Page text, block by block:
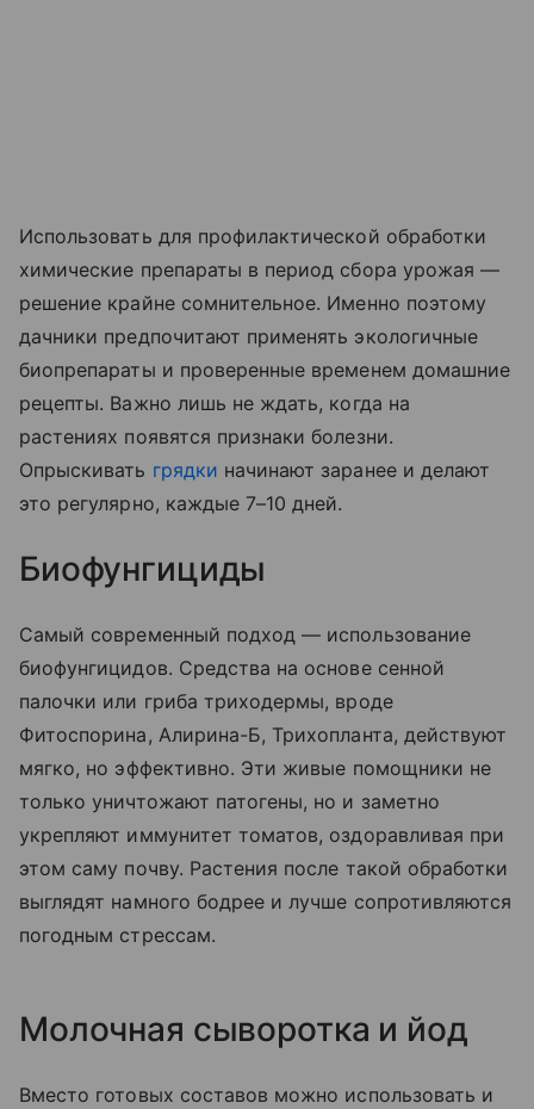
Использовать для профилактической обработки
химические препараты в период сбора урожая —
решение крайне сомнительное. Именно поэтому
дачники предпочитают применять экологичные
биопрепараты и проверенные временем домашние
рецепты. Важно лишь не ждать, когда на
растениях появятся признаки болезни.
Опрыскивать грядки начинают заранее и делают
это регулярно, каждые 7–10 дней.
Биофунгициды
Самый современный подход — использование
биофунгицидов. Средства на основе сенной
палочки или гриба триходермы, вроде
Фитоспорина, Алирина-Б, Трихопланта, действуют
мягко, но эффективно. Эти живые помощники не
только уничтожают патогены, но и заметно
укрепляют иммунитет томатов, оздоравливая при
этом саму почву. Растения после такой обработки
выглядят намного бодрее и лучше сопротивляются
погодным стрессам.
Молочная сыворотка и йод
Вместо готовых составов можно использовать и